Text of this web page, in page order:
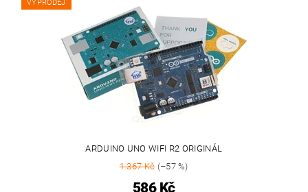
VÝPRODEJ
ARDUINO UNO WIFI R2 ORIGINÁL
1 367 Kč(–57 %)
586 Kč